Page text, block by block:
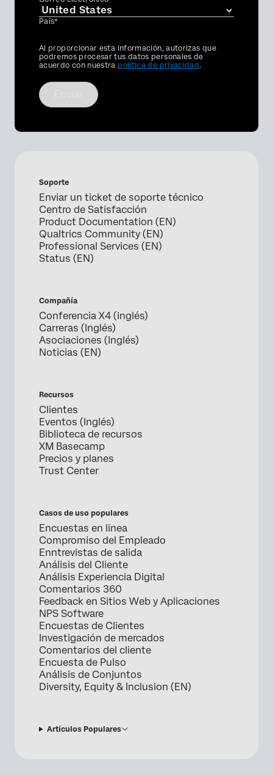
País*
Privacy
Optin
Al proporcionar esta información, autorizas que
podremos procesar tus datos personales de
acuerdo con nuestra política de privacidad.
Soporte
Enviar un ticket de soporte técnico
Centro de Satisfacción
Product Documentation (EN)
Qualtrics Community (EN)
Professional Services (EN)
Status (EN)
Compañía
Conferencia X4 (inglés)
Carreras (Inglés)
Asociaciones (Inglés)
Noticias (EN)
Recursos
Clientes
Eventos (Inglés)
Biblioteca de recursos
XM Basecamp
Precios y planes
Trust Center
Casos de uso populares
Encuestas en linea
Compromiso del Empleado
Enntrevistas de salida
Análisis del Cliente
Análisis Experiencia Digital
Comentarios 360
Feedback en Sitios Web y Aplicaciones
NPS Software
Encuestas de Clientes
Investigación de mercados
Comentarios del cliente
Encuesta de Pulso
Análisis de Conjuntos
Diversity, Equity & Inclusion (EN)
Artículos Populares